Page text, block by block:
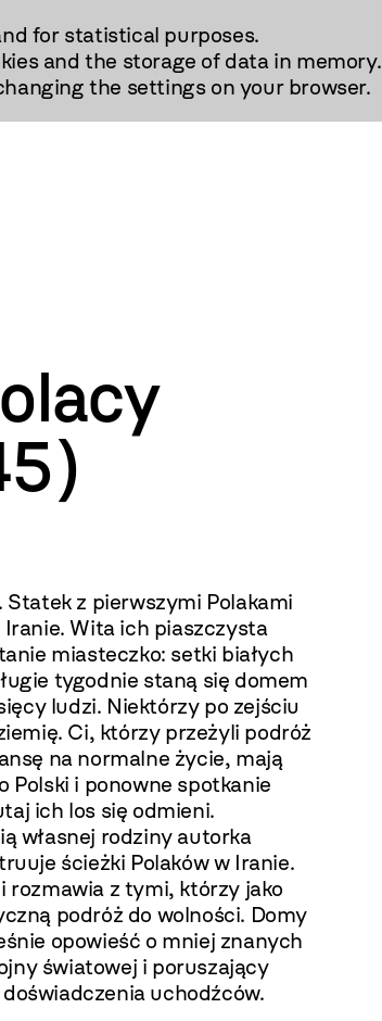
for statistical purposes.
and the storage of data in memory.
the settings on your browser.
z pierwszymi Polakami
Wita ich piaszczysta
miasteczko: setki białych
tygodnie staną się domem
ludzi. Niektórzy po zejściu
Ci, którzy przeżyli podróż
na normalne życie, mają
Polski i ponowne spotkanie
ich los się odmieni.
własnej rodziny autorka
ścieżki Polaków w Iranie.
rozmawia z tymi, którzy jako
podróż do wolności. Domy
opowieść o mniej znanych
światowej i poruszający
uchodźców.